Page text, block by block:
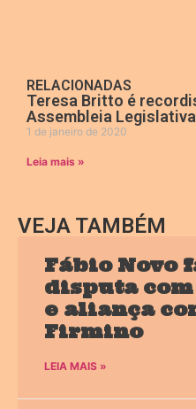
RELACIONADAS
Teresa Britto é
Assembleia Legislativa
1 de janeiro de 2020
Leia mais »
VEJA TAMBÉM
Fábio Novo
disputa
e aliança
Firmino
LEIA MAIS »